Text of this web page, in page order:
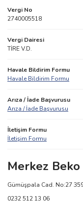
Vergi No
2740005518
Vergi Dairesi
TİRE V.D.
Havale Bildirim Formu
Havale Bildirim Formu
Arıza / İade Başvurusu
Arıza / İade Başvurusu
İletişim Formu
İletişim Formu
Merkez Beko
Gümüşpala Cad. No:27
0232 512 13 06